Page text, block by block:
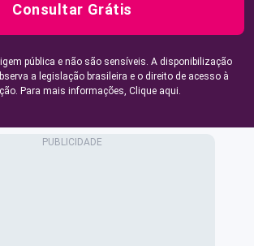
Consultar Grátis
pública e não são sensíveis. A disponibilização
a legislação brasileira e o direito de acesso à
Para mais informações, Clique aqui.